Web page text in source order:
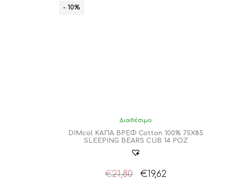
- 10%
Διαθέσιμο
DIMcol ΚΑΠΑ ΒΡΕΦ Cotton 100% 75X85
SLEEPING BEARS CUB 14 ΡΟΖ
€21,80
Original
€19,62